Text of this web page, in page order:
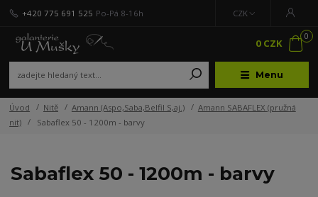
Menu
CZK
+420 775 691 525 Po-Pá 8-16h
0
0 CZK
Úvod Nitě Amann (Aspo,Saba,Belfil S,aj.)
Amann SABAFLEX (pružná
nit)
Sabaflex 50 - 1200m - barvy
Sabaflex 50 - 1200m - barvy